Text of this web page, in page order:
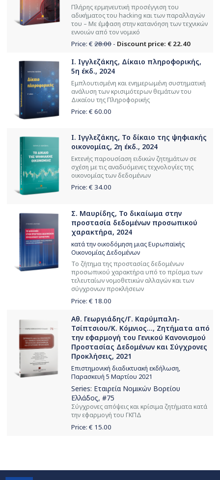
Πλήρης ερμηνευτική προσέγγιση του
αδικήματος του hacking και των παραλλαγών
του – Με έμφαση στην κατανόηση των τεχνικών
εννοιών από τον νομικό
Price: € 28.00 - Discount price: € 22.40
Ι. Ιγγλεζάκης, Δίκαιο πληροφορικής,
5η έκδ., 2024
Εμπλουτισμένη και ενημερωμένη συστηματική
ανάλυση των κρισιμότερων θεμάτων του
Δικαίου της Πληροφορικής
Price: € 60.00
Ι. Ιγγλεζάκης, Το δίκαιο της ψηφιακής
οικονομίας, 2η έκδ., 2024
Εκτενής παρουσίαση ειδικών ζητημάτων σε
σχέση με τις αναδυόμενες τεχνολογίες της
οικονομίας των δεδομένων
Price: € 34.00
Σ. Μαυρίδης, Το δικαίωμα στην
προστασία δεδομένων προσωπικού
χαρακτήρα, 2024
κατά την οικοδόμηση μιας Ευρωπαϊκής
Οικονομίας Δεδομένων
Το ζήτημα της προστασίας δεδομένων
προσωπικού χαρακτήρα υπό το πρίσμα των
τελευταίων νομοθετικών αλλαγών και των
σύγχρονων προκλήσεων
Price: € 18.00
Αθ. Γεωργιάδης/Γ. Καρύμπαλη-
Τσίπτσιου/Κ. Κόμνιος..., Ζητήματα από
την εφαρμογή του Γενικού Κανονισμού
Προστασίας Δεδομένων και Σύγχρονες
Προκλήσεις, 2021
Επιστημονική διαδικτυακή εκδήλωση,
Παρασκευή 5 Μαρτίου 2021
Series: Εταιρεία Νομικών Βορείου
Ελλάδος, #75
Σύγχρονες απόψεις και κρίσιμα ζητήματα κατά
την εφαρμογή του ΓΚΠΔ
Price: € 15.00